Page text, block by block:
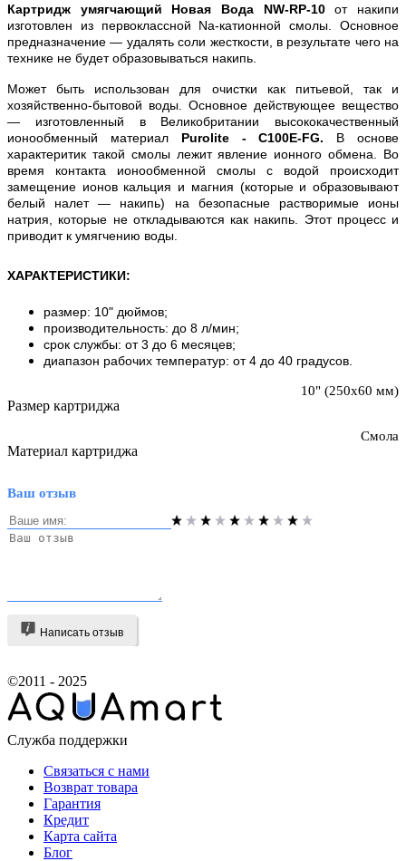
Картридж умягчающий Новая Вода NW-RP-10от накипи
изготовлен из первоклассной Na-катионной смолы. Основное
предназначение — удалять соли жесткости, в результате чего на
технике не будет образовываться накипь.
Может быть использован для очистки как питьевой, так и
хозяйственно-бытовой воды. Основное действующее вещество
— изготовленный в Великобритании высококачественный
ионообменный материал Purolite - C100E-FG. В основе
характеритик такой смолы лежит явление ионного обмена. Во
время контакта ионообменной смолы с водой происходит
замещение ионов кальция и магния (которые и образовывают
белый налет — накипь) на безопасные растворимые ионы
натрия, которые не откладываются как накипь. Этот процесс и
приводит к умягчению воды.
ХАРАКТЕРИСТИКИ:
размер: 10" дюймов;
производительность: до 8 л/мин;
срок службы: от 3 до 6 месяцев;
диапазон рабочих температур: от 4 до 40 градусов.
Размер картриджа
10" (250х60 мм)
Материал картриджа
Смола
Ваш отзыв
Написать отзыв
©2011 - 2025
Служба поддержки
Связаться с нами
Возврат товара
Гарантия
Кредит
Карта сайта
Блог